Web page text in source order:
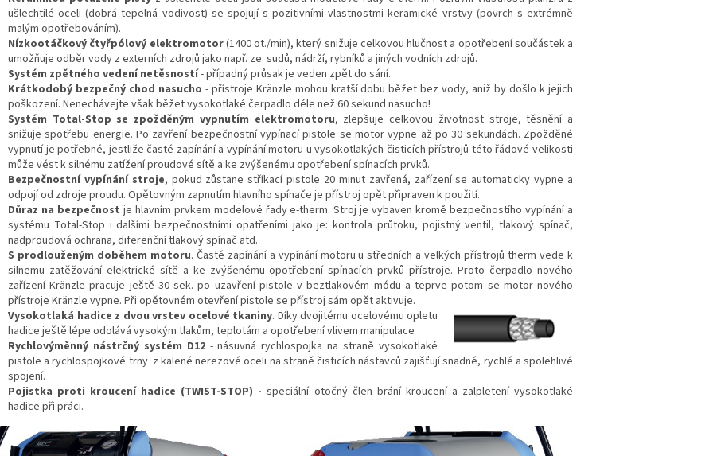
ušlechtilé oceli (dobrá tepelná vodivost) se spojují s pozitivními vlastnostmi keramické vrstvy (povrch s extrémně
malým opotřebováním).
Nízkootáčkový čtyřpólový elektromotor(1400 ot./min), který snižuje celkovou hlučnost a opotřebení součástek a
umožňuje odběr vody z externích zdrojů jako např. ze: sudů, nádrží, rybníků a jiných vodních zdrojů.
Systém zpětného vedení netěsností- případný průsak je veden zpět do sání.
Krátkodobý bezpečný chod nasucho - přístroje Kränzle mohou kratší dobu běžet bez vody, aniž by došlo k jejich
poškození. Nenechávejte však běžet vysokotlaké čerpadlo déle než 60 sekund nasucho!
Systém Total-Stop se zpožděným vypnutím elektromotoru, zlepšuje celkovou životnost stroje, těsnění a
snižuje spotřebu energie. Po zavření bezpečnostní vypínací pistole se motor vypne až po 30 sekundách. Zpožděné
vypnutí je potřebné, jestliže časté zapínání a vypínání motoru u vysokotlakých čisticích přístrojů této řádové velikosti
může vést k silnému zatížení proudové sítě a ke zvýšenému opotřebení spínacích prvků.
Bezpečnostní vypínání stroje, pokud zůstane stříkací pistole 20 minut zavřená, zařízení se automaticky vypne a
odpojí od zdroje proudu. Opětovným zapnutím hlavního spínače je přístroj opět připraven k použití.
Důraz na bezpečnost je hlavním prvkem modelové řady e-therm. Stroj je vybaven kromě bezpečnostího vypínání a
systému Total-Stop i dalšími bezpečnostními opatřeními jako je: kontrola průtoku, pojistný ventil, tlakový spínač,
nadproudová ochrana, diferenční tlakový spínač atd.
S prodlouženým doběhem motoru. Časté zapínání a vypínání motoru u středních a velkých přístrojů therm vede k
silnemu zatěžování elektrické sítě a ke zvýšenému opotřebení spínacích prvků přístroje. Proto čerpadlo nového
zařízení Kränzle pracuje ještě 30 sek. po uzavření pistole v beztlakovém módu a teprve potom se motor nového
přístroje Kränzle vypne. Při opětovném otevření pistole se přístroj sám opět aktivuje.
Vysokotlaká hadice z dvou vrstev ocelové tkaniny. Díky dvojitému ocelovému opletu
hadice ještě lépe odolává vysokým tlakům, teplotám a opotřebení vlivem manipulace
Rychlovýměnný nástrčný systém D12 - násuvná rychlospojka na straně vysokotlaké
pistole a rychlospojkové trny z kalené nerezové oceli na straně čisticích nástavců zajišťují snadné, rychlé a spolehlivé
spojení.
Pojistka proti kroucení hadice (TWIST-STOP) -speciální otočný člen brání kroucení a zalpletení vysokotlaké
hadice při práci.